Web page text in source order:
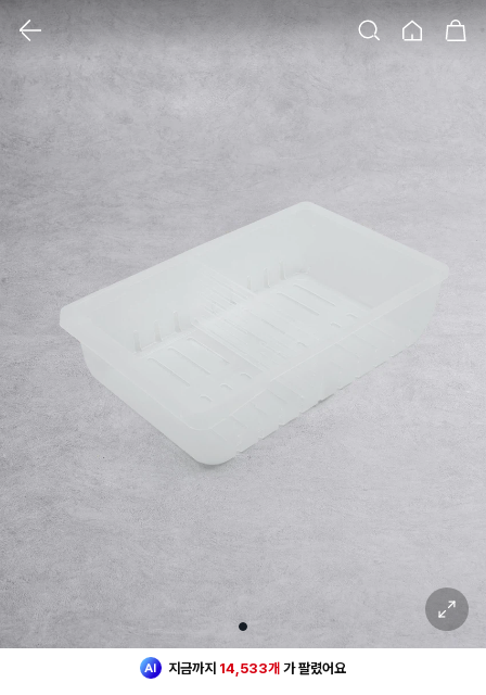
클릭 시 이미지 확대 보기 팝업 열림
1
확대 보기
지금까지 14,533개 가팔렸어요